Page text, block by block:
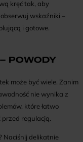
kręć tak, aby
wskaźniki –
i gotowe.
POWODY
może być wiele. Zanim
nie wynika z
które łatwo
regulacją.
Naciśnij delikatnie